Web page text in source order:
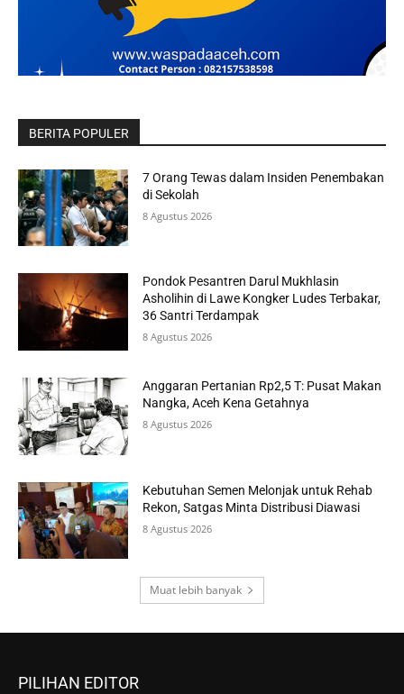
BERITA POPULER
7 Orang Tewas dalam Insiden Penembakan
di Sekolah
8 Agustus 2026
Pondok Pesantren Darul Mukhlasin
Asholihin di Lawe Kongker Ludes Terbakar,
36 Santri Terdampak
8 Agustus 2026
Anggaran Pertanian Rp2,5 T: Pusat Makan
Nangka, Aceh Kena Getahnya
8 Agustus 2026
Kebutuhan Semen Melonjak untuk Rehab
Rekon, Satgas Minta Distribusi Diawasi
8 Agustus 2026
Muat lebih banyak
PILIHAN EDITOR